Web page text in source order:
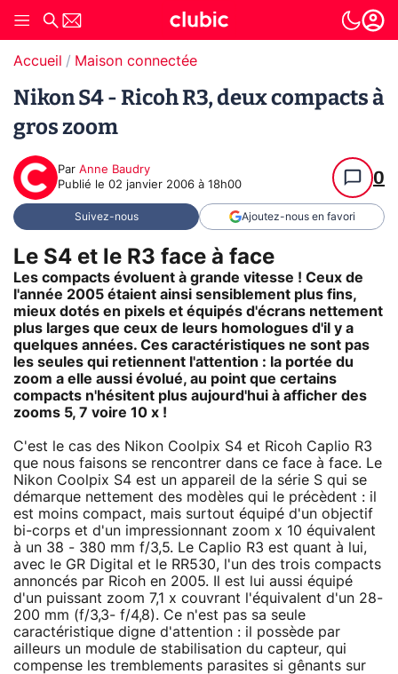
Accueil Maison connectée
Nikon S4 - Ricoh R3, deux compacts à
gros zoom
Par Anne Baudry
Publié le 02 janvier 2006 à 18h00 0
Suivez-nous Ajoutez-nous en favori
Le S4 et le R3 face à face
Les compacts évoluent à grande vitesse ! Ceux de
l'année 2005 étaient ainsi sensiblement plus fins,
mieux dotés en pixels et équipés d'écrans nettement
plus larges que ceux de leurs homologues d'il y a
quelques années. Ces caractéristiques ne sont pas
les seules qui retiennent l'attention : la portée du
zoom a elle aussi évolué, au point que certains
compacts n'hésitent plus aujourd'hui à afficher des
zooms 5, 7 voire 10 x !
C'est le cas des Nikon Coolpix S4 et Ricoh Caplio R3
que nous faisons se rencontrer dans ce face à face. Le
Nikon Coolpix S4 est un appareil de la série S qui se
démarque nettement des modèles qui le précèdent : il
est moins compact, mais surtout équipé d'un objectif
bi-corps et d'un impressionnant zoom x 10 équivalent
à un 38 - 380 mm f/3,5. Le Caplio R3 est quant à lui,
avec le GR Digital et le RR530, l'un des trois compacts
annoncés par Ricoh en 2005. Il est lui aussi équipé
d'un puissant zoom 7,1 x couvrant l'équivalent d'un 28-
200 mm (f/3,3- f/4,8). Ce n'est pas sa seule
caractéristique digne d'attention : il possède par
ailleurs un module de stabilisation du capteur, qui
compense les tremblements parasites si gênants sur